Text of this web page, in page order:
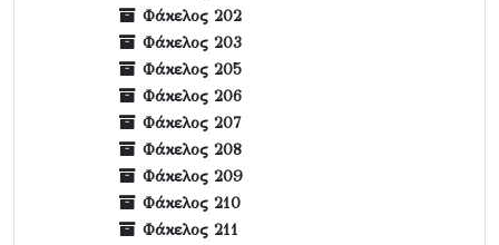
Φάκελος 202
Φάκελος 203
Φάκελος 205
Φάκελος 206
Φάκελος 207
Φάκελος 208
Φάκελος 209
Φάκελος 210
Φάκελος 211